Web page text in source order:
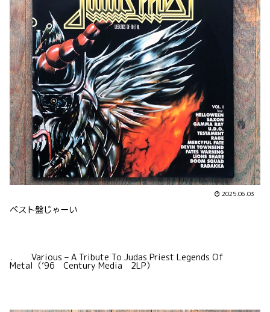
2025.06.03
ベスト盤じゃーい
. Various – A Tribute To Judas Priest Legends Of
Metal（’96 Century Media 2LP）